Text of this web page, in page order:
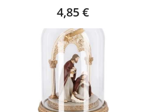
4,85 €